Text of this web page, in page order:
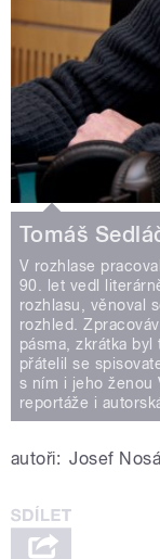
Tomáš
V rozhlase
90. let vedl
rozhlasu, věnoval
rozhled.
pásma, zkrátka
přátelil se
s ním i jeho ženou
reportáže i
autoři: Josef